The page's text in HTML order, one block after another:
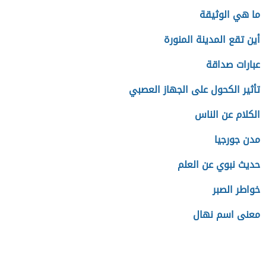
ما هي الوثيقة
أين تقع المدينة المنورة
عبارات صداقة
تأثير الكحول على الجهاز العصبي
الكلام عن الناس
مدن جورجيا
حديث نبوي عن العلم
خواطر الصبر
معنى اسم نهال